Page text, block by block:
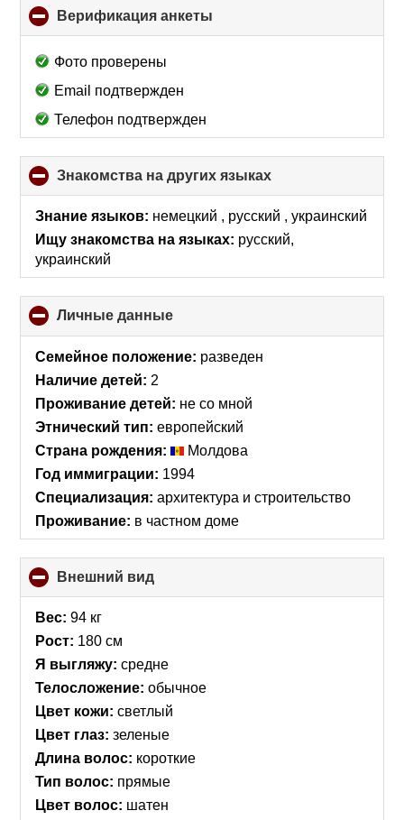
Верификация анкеты
to
Фото проверены
Email подтвержден
Телефон подтвержден
Знакомства на других языках
to
collapse
contents
Знание языков: немецкий , русский , украинский
Ищу знакомства на языках: русский,
украинский
Личные данные
to
collapse
contents
Семейное положение: разведен
Наличие детей: 2
Проживание детей: не со мной
Этнический тип: европейский
Страна рождения:
Молдова
Год иммиграции: 1994
Специализация: архитектура и строительство
Проживание: в частном доме
Внешний вид
to
Вес: 94 кг
Рост: 180 см
Я выгляжу: средне
Телосложение: обычное
Цвет кожи: светлый
Цвет глаз: зеленые
Длина волос: короткие
Тип волос: прямые
Цвет волос: шатен